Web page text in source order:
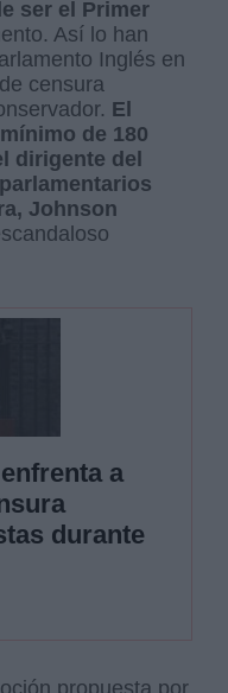
ser el Primer
Así lo han
Inglés en
censura
El
de 180
dirigente del
Johnson
a
durante